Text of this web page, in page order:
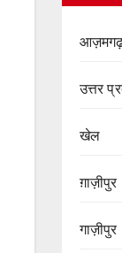
उत्तर
खेल
ग़ाज़ीपुर
गाज़ीपुर